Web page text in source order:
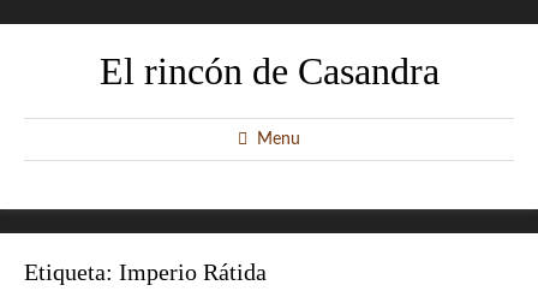
El rincón de Casandra
Menu
Etiqueta: Imperio Rátida